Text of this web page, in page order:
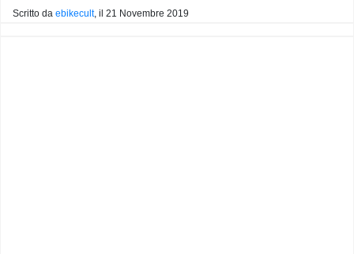
Scritto da ebikecult, il 21 Novembre 2019